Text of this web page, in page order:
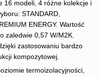
16 modeli, 4 różne kolekcje i
STANDARD,
ENERGY. Wartość
zaledwie 0,57 W/M2K.
zastosowaniu bardzo
kompozytowej.
termoizolacyjności,